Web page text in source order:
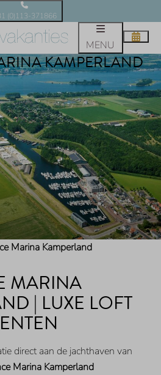
(0)113-371866
MENU
KAMPERLAND
Marina Kamperland
MARINA
| LUXE LOFT
direct aan de jachthaven van
Marina Kamperland